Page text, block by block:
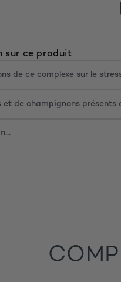
sur ce produit
de ce complexe sur le
de champignons